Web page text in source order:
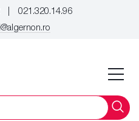
021.320.14.96